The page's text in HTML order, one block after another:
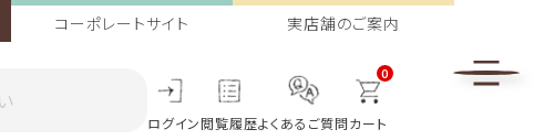
コーポレートサイト 実店舗のご案内
ログイン閲覧履歴よくあるご質問
0
カート